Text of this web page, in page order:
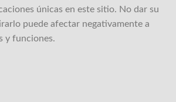
únicas en este sitio. No dar su
puede afectar negativamente a
y funciones.